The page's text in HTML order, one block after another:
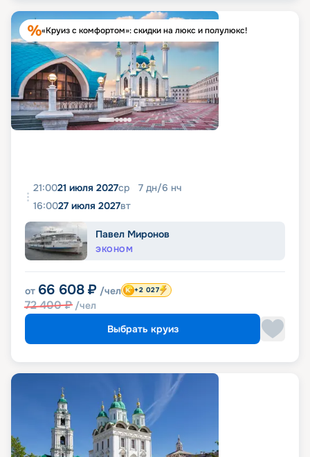
«Круиз с комфортом»: скидки на люкс и полулюкс!
21:0021 июля 2027ср 7 дн/6 нч
16:0027 июля 2027вт
Павел Миронов
ЭКОНОМ
от 66 608 ₽ /чел
72 400₽ /чел
+2 027
Выбрать круиз